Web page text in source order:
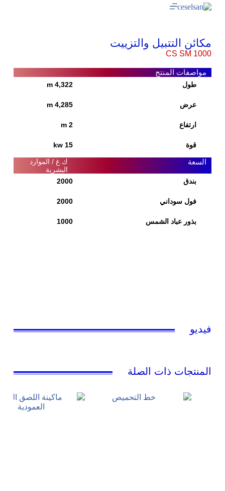
مكائن التتبيل والتزييت
CS SM 1000
مواصفات المنتج
طول 4,322 m
عرض 4,285 m
ارتفاع 2 m
قوة 15 kw
السعة
ك.غ / الموارد
البشرية
بندق
2000
فول سوداني 2000
بذور عباد الشمس 1000
فيديو
المنتجات ذات الصلة